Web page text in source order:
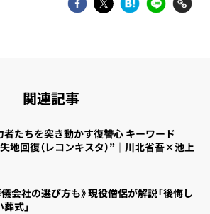
関連記事
者たちを突き動かす復讐心 キーワード
地回復（レコンキスタ）”｜川北省吾×池上
儀会社の選び方も》現役僧侶が解説「後悔し
式」